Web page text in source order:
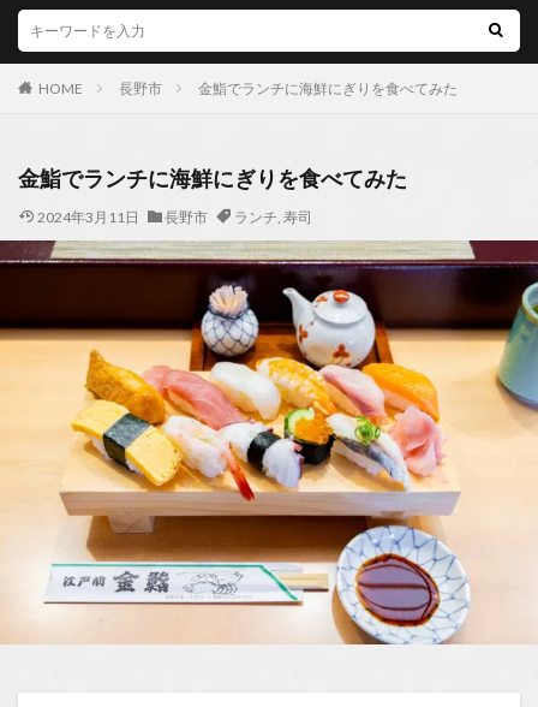
HOME 長野市 金鮨でランチに海鮮にぎりを食べてみた
金鮨でランチに海鮮にぎりを食べてみた
2024年3月11日 長野市 ランチ, 寿司